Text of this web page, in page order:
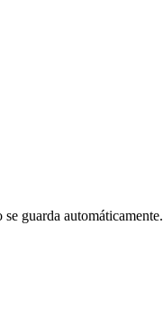
guarda automáticamente.